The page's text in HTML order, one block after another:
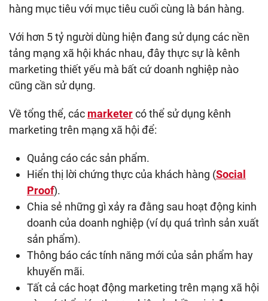
hàng mục tiêu với mục tiêu cuối cùng là bán hàng.
Với hơn 5 tỷ người dùng hiện đang sử dụng các nền
tảng mạng xã hội khác nhau, đây thực sự là kênh
marketing thiết yếu mà bất cứ doanh nghiệp nào
cũng cần sử dụng.
Về tổng thể, các marketercó thể sử dụng kênh
marketing trên mạng xã hội để:
Quảng cáo các sản phẩm.
Hiển thị lời chứng thực của khách hàng (Social
Proof).
Chia sẻ những gì xảy ra đằng sau hoạt động kinh
doanh của doanh nghiệp (ví dụ quá trình sản xuất
sản phẩm).
Thông báo các tính năng mới của sản phẩm hay
khuyến mãi.
Tất cả các hoạt động marketing trên mạng xã hội